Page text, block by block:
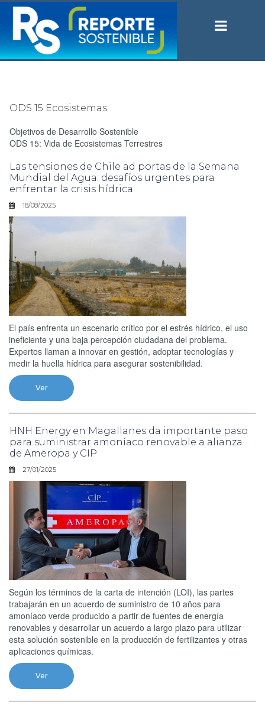
ODS 15 Ecosistemas
Objetivos de Desarrollo Sostenible
ODS 15: Vida de Ecosistemas Terrestres
Las tensiones de Chile ad portas de la Semana
Mundial del Agua: desafíos urgentes para
enfrentar la crisis hídrica
18/08/2025
El país enfrenta un escenario crítico por el estrés hídrico, el uso
ineficiente y una baja percepción ciudadana del problema.
Expertos llaman a innovar en gestión, adoptar tecnologías y
medir la huella hídrica para asegurar sostenibilidad.
Ver
HNH Energy en Magallanes da importante paso
para suministrar amoníaco renovable a alianza
de Ameropa y CIP
27/01/2025
Según los términos de la carta de intención (LOI), las partes
trabajarán en un acuerdo de suministro de 10 años para
amoníaco verde producido a partir de fuentes de energía
renovables y desarrollar un acuerdo a largo plazo para utilizar
esta solución sostenible en la producción de fertilizantes y otras
aplicaciones químicas.
Ver